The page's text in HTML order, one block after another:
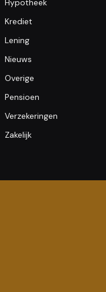
Hypotheek
Krediet
Lening
Nieuws
Overige
Pensioen
Verzekeringen
Zakelijk